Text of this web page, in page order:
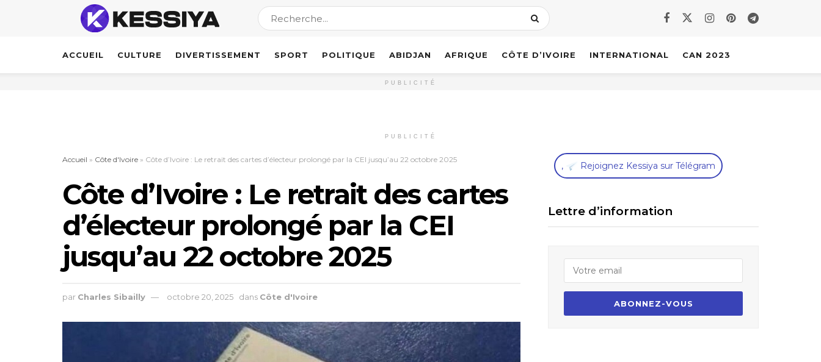
ACCUEIL CULTURE DIVERTISSEMENT SPORT POLITIQUE ABIDJAN AFRIQUE CÔTE D’IVOIRE INTERNATIONAL CAN 2023
PUBLICITÉ
PUBLICITÉ
Accueil » Côte d'Ivoire » Côte d’Ivoire : Le retrait des cartes d’électeur prolongé par la CEI jusqu’au 22 octobre 2025
Côte d’Ivoire : Le retrait des cartes
d’électeur prolongé par la CEI
jusqu’au 22 octobre 2025
par Charles Sibailly octobre 20, 2025 dans Côte d'Ivoire
, Rejoignez Kessiya sur Télégram
Lettre d’information